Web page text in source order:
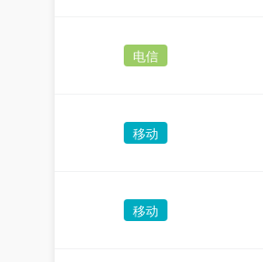
电信
移动
移动